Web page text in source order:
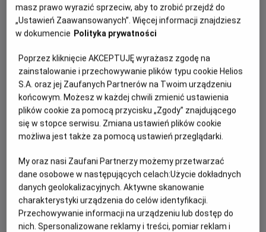
PREMIERA
23 kwietnia 2016
Satoshi Kuwabara
Satoshi Kuwabara, Masahiro
Hikokubo, Kenjiro Tsuda
OBSADA
Shunsuke Kazama, Gregory Abbey
WIĘCEJ SZCZEGÓŁÓW
OPIS FILMU
Gdy rok szkolny dobiega końca, Yugi i jego przyjaciele
wracają do liceum. Wśród uczniów pojawia się Aigami –
tajemniczy i niepokojący chłopak, którego zachowanie
wzbudza narastający niepokój. Tymczasem Kaiba
kontynuuje swoją obsesyjną próbę odbudowy Milenijnej
życia i stanąć z nim do ostatecznego pojedynku…
masz prawo wyrazić sprzeciw, aby to zrobić przejdź do
„Ustawień Zaawansowanych”. Więcej informacji znajdziesz
w dokumencie Polityka prywatności
Poprzez kliknięcie AKCEPTUJĘ wyrażasz zgodę na
zainstalowanie i przechowywanie plików typu cookie Helios
S.A. oraz jej Zaufanych Partnerów na Twoim urządzeniu
końcowym. Możesz w każdej chwili zmienić ustawienia
plików cookie za pomocą przycisku „Zgody” znajdującego
się w stopce serwisu. Zmiana ustawień plików cookie
możliwa jest także za pomocą ustawień przeglądarki.
My oraz nasi Zaufani Partnerzy możemy przetwarzać
dane osobowe w następujących celach:Użycie dokładnych
danych geolokalizacyjnych. Aktywne skanowanie
charakterystyki urządzenia do celów identyfikacji.
Przechowywanie informacji na urządzeniu lub dostęp do
nich. Spersonalizowane reklamy i treści, pomiar reklam i